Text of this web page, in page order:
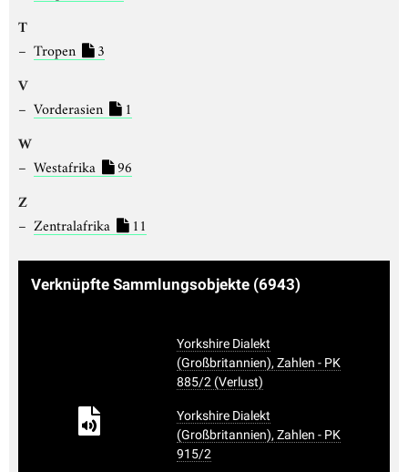
T
Tropen 3
V
Vorderasien 1
W
Westafrika 96
Z
Zentralafrika 11
Verknüpfte Sammlungsobjekte (6943)
Yorkshire Dialekt
(Großbritannien), Zahlen - PK
885/2 (Verlust)
Yorkshire Dialekt
(Großbritannien), Zahlen - PK
915/2